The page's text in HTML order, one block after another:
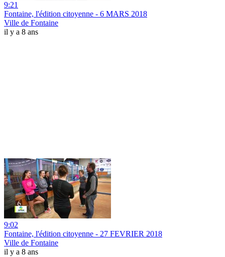
9:21
Fontaine, l'édition citoyenne - 6 MARS 2018
Ville de Fontaine
il y a 8 ans
9:02
Fontaine, l'édition citoyenne - 27 FEVRIER 2018
Ville de Fontaine
il y a 8 ans